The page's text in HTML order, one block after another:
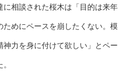
相談された桜木は「目的は来年
めにペースを崩したくない。模
力を身に付けて欲しい」とペー